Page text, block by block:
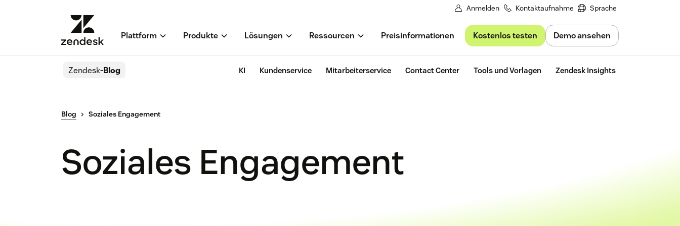
Anmelden Kontaktaufnahme Sprache
Plattform Produkte Lösungen Ressourcen Preisinformationen Kostenlos testen Demo ansehen
Zendesk-Blog KI Kundenservice Mitarbeiterservice Contact Center Tools und Vorlagen Zendesk Insights
Blog Soziales Engagement
Soziales Engagement